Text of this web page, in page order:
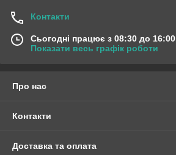
Контакти
Сьогодні працює з 08:30 до 16:00
Показати весь графік роботи
Про нас
Контакти
Доставка та оплата